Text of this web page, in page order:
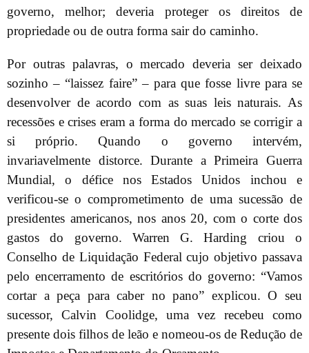
governo, melhor; deveria proteger os direitos de
propriedade ou de outra forma sair do caminho.
Por outras palavras, o mercado deveria ser deixado
sozinho – “laissez faire” – para que fosse livre para se
desenvolver de acordo com as suas leis naturais. As
recessões e crises eram a forma do mercado se corrigir a
si próprio. Quando o governo intervém,
invariavelmente distorce. Durante a Primeira Guerra
Mundial, o défice nos Estados Unidos inchou e
verificou-se o comprometimento de uma sucessão de
presidentes americanos, nos anos 20, com o corte dos
gastos do governo. Warren G. Harding criou o
Conselho de Liquidação Federal cujo objetivo passava
pelo encerramento de escritórios do governo: “Vamos
cortar a peça para caber no pano” explicou. O seu
sucessor, Calvin Coolidge, uma vez recebeu como
presente dois filhos de leão e nomeou-os de Redução de